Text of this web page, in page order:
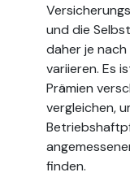
und die
daher je
variieren. Es
Prämien
vergleichen,
finden.